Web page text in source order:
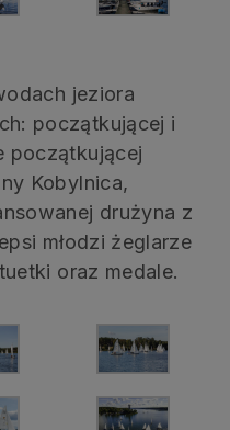
jeziora
początkującej i
początkującej
Kobylnica,
drużyna z
młodzi żeglarze
oraz medale.